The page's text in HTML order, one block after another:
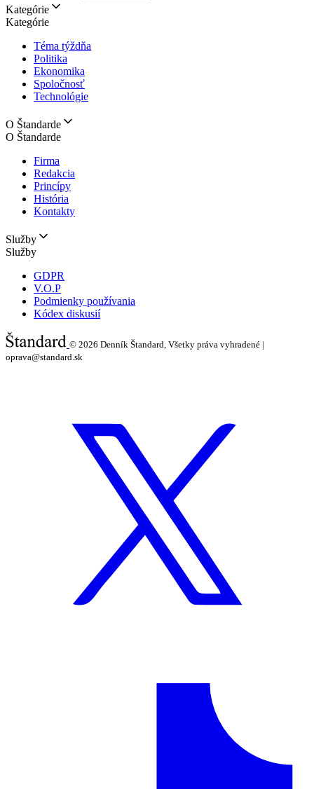
Kategórie
Kategórie
Téma týždňa
Politika
Ekonomika
Spoločnosť
Technológie
O Štandarde
O Štandarde
Firma
Redakcia
Princípy
História
Kontakty
Služby
Služby
GDPR
V.O.P
Podmienky používania
Kódex diskusií
© 2026 Denník Štandard, Všetky práva vyhradené |
oprava@standard.sk